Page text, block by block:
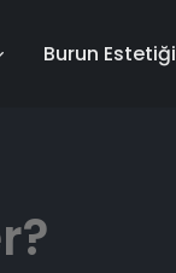
Burun Estetiği